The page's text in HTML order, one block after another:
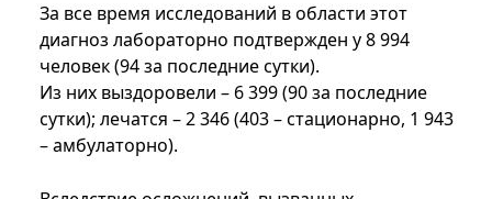
За все время исследований в области этот
диагноз лабораторно подтвержден у 8 994
человек (94 за последние сутки).
Из них выздоровели – 6 399 (90 за последние
сутки); лечатся – 2 346 (403 – стационарно, 1 943
– амбулаторно).